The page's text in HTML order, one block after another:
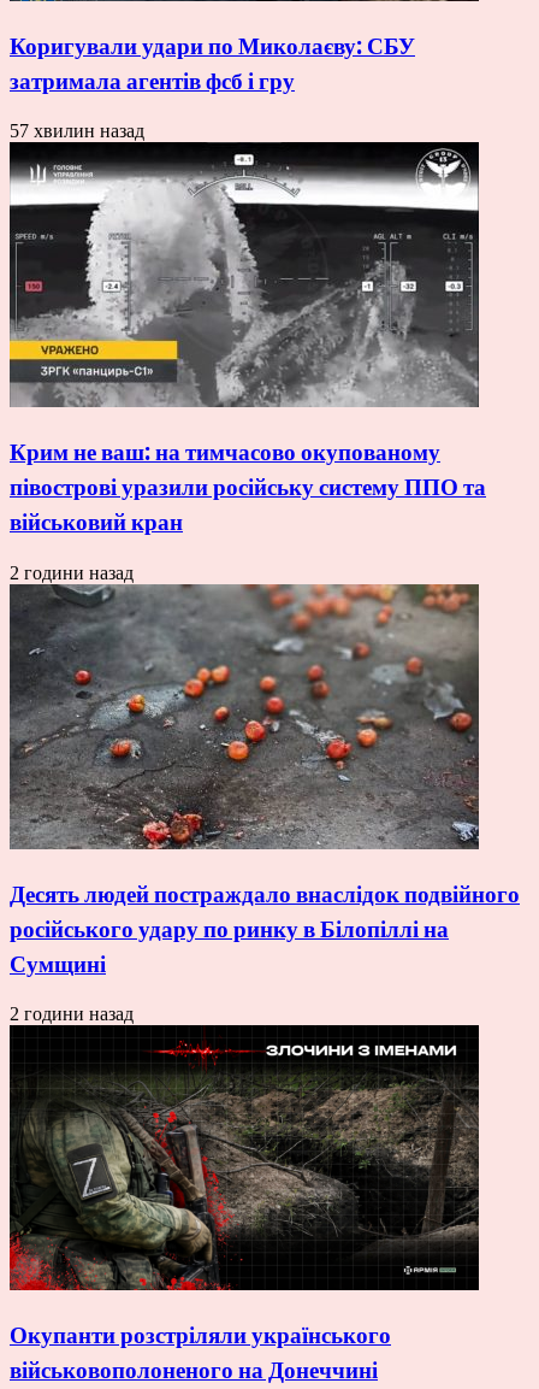
Коригували удари по Миколаєву: СБУ
затримала агентів фсб і гру
57 хвилин назад
Крим не ваш: на тимчасово окупованому
півострові уразили російську систему ППО та
військовий кран
2 години назад
Десять людей постраждало внаслідок подвійного
російського удару по ринку в Білопіллі на
Сумщині
2 години назад
Окупанти розстріляли українського
військовополоненого на Донеччині